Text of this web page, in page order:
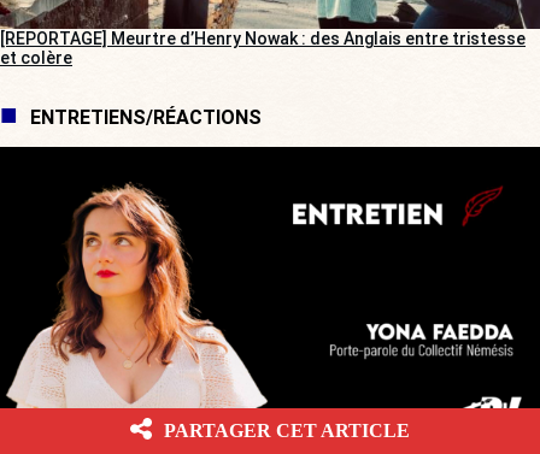
[REPORTAGE] Meurtre d’Henry Nowak : des Anglais entre tristesse
et colère
ENTRETIENS/RÉACTIONS
PARTAGER CET ARTICLE